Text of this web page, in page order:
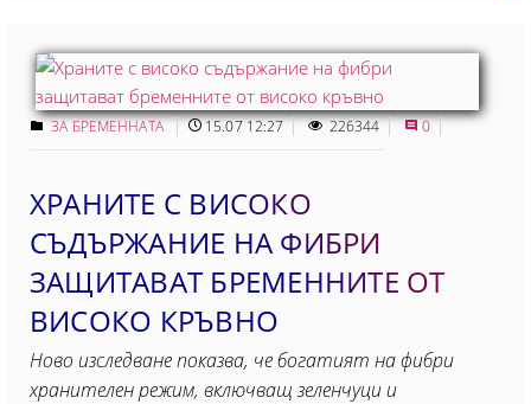
ЗА БРЕМЕННАТА 15.07 12:27 226344 0
ХРАНИТЕ С ВИСОКО
СЪДЪРЖАНИЕ НА ФИБРИ
ЗАЩИТАВАТ БРЕМЕННИТЕ ОТ
ВИСОКО КРЪВНО
Ново изследване показва, че богатият на фибри
хранителен режим, включващ зеленчуци и